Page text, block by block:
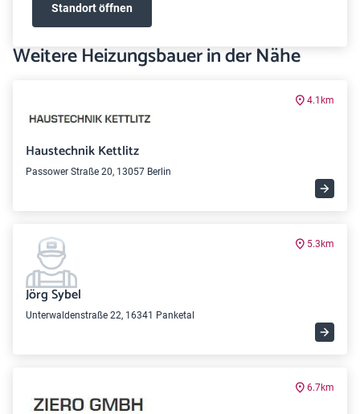
Standort öffnen
Weitere Heizungsbauer in der Nähe
4.1km
Haustechnik Kettlitz
Passower Straße 20, 13057 Berlin
5.3km
Jörg Sybel
Unterwaldenstraße 22, 16341 Panketal
6.7km